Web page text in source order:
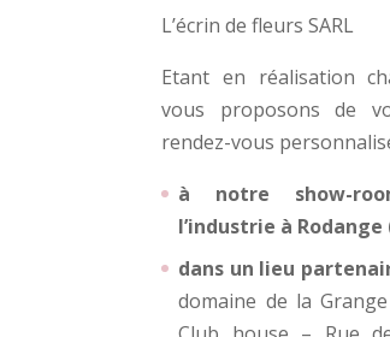
L’écrin de fleurs SARL
Etant en réalisation
vous proposons de
rendez-vous
à notre show-
l’industrie à Rodange
dans un lieu
domaine de la